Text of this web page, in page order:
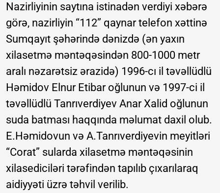
Nazirliyinin saytına istinadən verdiyi xəbərə
görə, nazirliyin “112” qaynar telefon xəttinə
Sumqayıt şəhərində dənizdə (ən yaxın
xilasetmə məntəqəsindən 800-1000 metr
aralı nəzarətsiz ərazidə) 1996-cı il təvəllüdlü
Həmidov Elnur Etibar oğlunun və 1997-ci il
təvəllüdlü Tanrıverdiyev Anar Xalid oğlunun
suda batması haqqında məlumat daxil olub.
E.Həmidovun və A.Tanrıverdiyevin meyitləri
“Corat” sularda xilasetmə məntəqəsinin
xilasediciləri tərəfindən tapılıb çıxarılaraq
aidiyyəti üzrə təhvil verilib.